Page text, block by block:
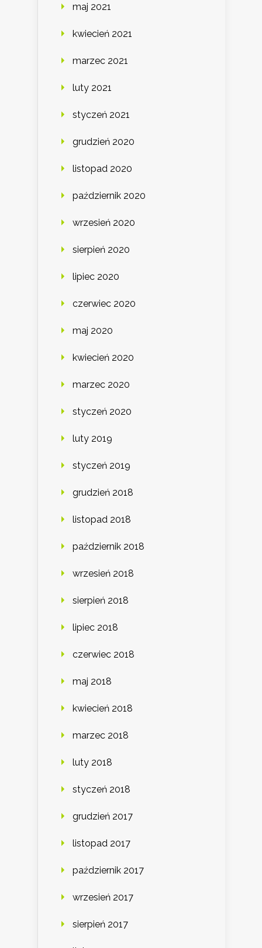
maj 2021
kwiecień 2021
marzec 2021
luty 2021
styczeń 2021
grudzień 2020
listopad 2020
październik 2020
wrzesień 2020
sierpień 2020
lipiec 2020
czerwiec 2020
maj 2020
kwiecień 2020
marzec 2020
styczeń 2020
luty 2019
styczeń 2019
grudzień 2018
listopad 2018
październik 2018
wrzesień 2018
sierpień 2018
lipiec 2018
czerwiec 2018
maj 2018
kwiecień 2018
marzec 2018
luty 2018
styczeń 2018
grudzień 2017
listopad 2017
październik 2017
wrzesień 2017
sierpień 2017